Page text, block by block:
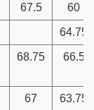
67.5 60
64.75
68.75 66.5
67 63.75